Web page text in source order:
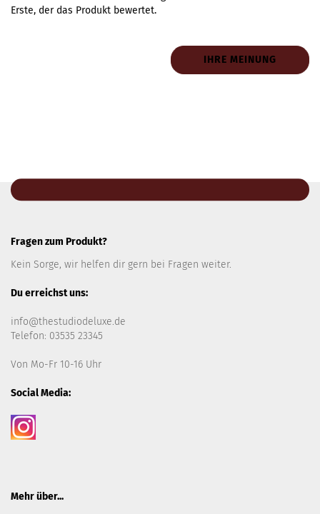
Erste, der das Produkt bewertet.
IHRE MEINUNG
Fragen zum Produkt?
Kein Sorge, wir helfen dir gern bei Fragen weiter.
Du erreichst uns:
info@thestudiodeluxe.de
Telefon: 03535 23345
Von Mo-Fr 10-16 Uhr
Social Media:
Mehr über...